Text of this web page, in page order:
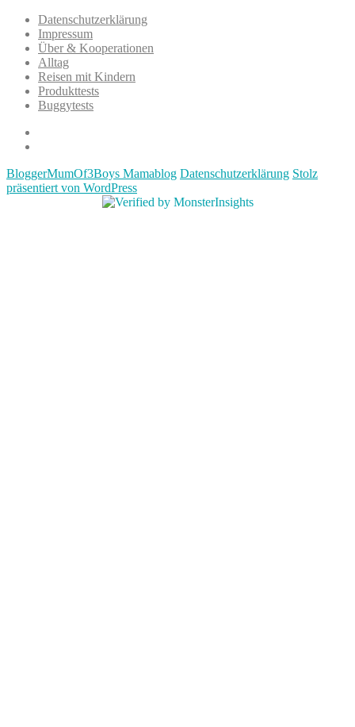
Datenschutzerklärung
Impressum
Über & Kooperationen
Alltag
Reisen mit Kindern
Produkttests
Buggytests
BloggerMumOf3Boys Mamablog Datenschutzerklärung Stolz
präsentiert von WordPress